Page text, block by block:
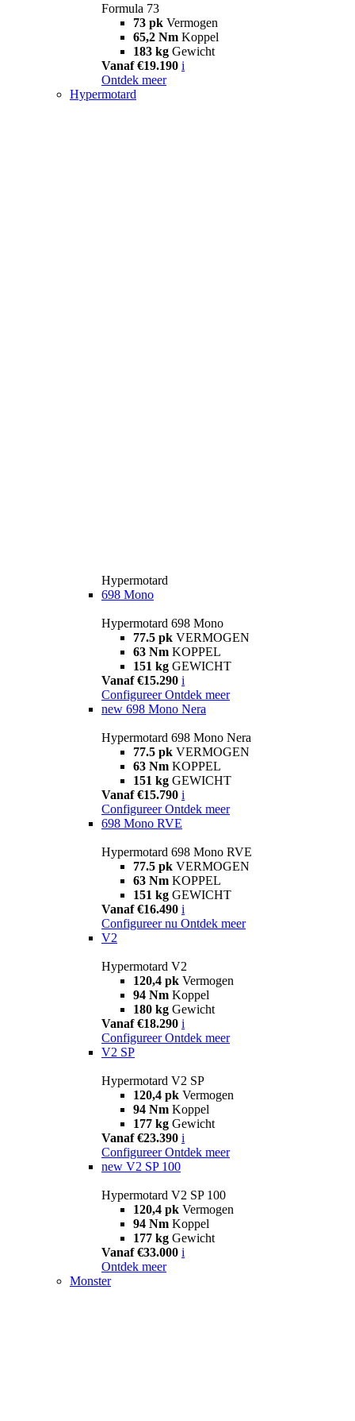
Formula 73
73 pk Vermogen
65,2 Nm Koppel
183 kg Gewicht
Vanaf €19.190 i
Ontdek meer
Hypermotard
Hypermotard
698 Mono
Hypermotard 698 Mono
77.5 pk VERMOGEN
63 Nm KOPPEL
151 kg GEWICHT
Vanaf €15.290 i
Configureer Ontdek meer
new 698 Mono Nera
Hypermotard 698 Mono Nera
77.5 pk VERMOGEN
63 Nm KOPPEL
151 kg GEWICHT
Vanaf €15.790 i
Configureer Ontdek meer
698 Mono RVE
Hypermotard 698 Mono RVE
77.5 pk VERMOGEN
63 Nm KOPPEL
151 kg GEWICHT
Vanaf €16.490 i
Configureer nu Ontdek meer
V2
Hypermotard V2
120,4 pk Vermogen
94 Nm Koppel
180 kg Gewicht
Vanaf €18.290 i
Configureer Ontdek meer
V2 SP
Hypermotard V2 SP
120,4 pk Vermogen
94 Nm Koppel
177 kg Gewicht
Vanaf €23.390 i
Configureer Ontdek meer
new V2 SP 100
Hypermotard V2 SP 100
120,4 pk Vermogen
94 Nm Koppel
177 kg Gewicht
Vanaf €33.000 i
Ontdek meer
Monster